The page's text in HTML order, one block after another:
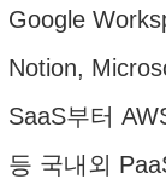
Google
Notion,
SaaS부터
등 국내외